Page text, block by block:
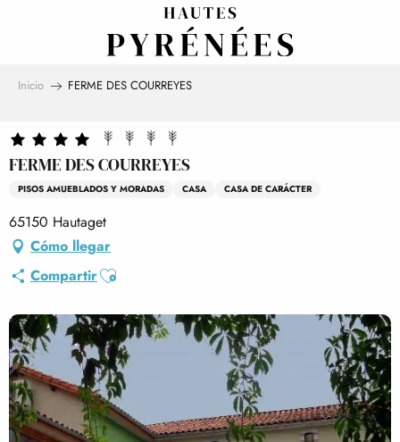
Inicio FERME DES COURREYES
FERME DES COURREYES
PISOS AMUEBLADOS Y MORADAS CASA CASA DE CARÁCTER
65150 Hautaget
Cómo llegar
CompartirAjouter aux favoris